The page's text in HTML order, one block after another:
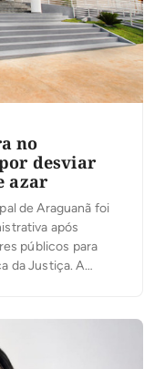
no
desviar
azar
de Araguanã foi
após
públicos para
da Justiça. A
o ex-servidor […]